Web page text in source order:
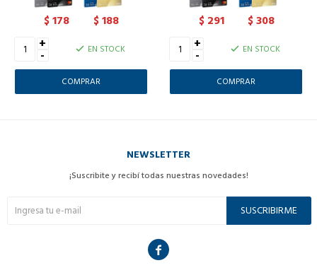
$178 $188
+
- EN STOCK
$ 291 $308
+
- EN STOCK
NEWSLETTER
¡Suscribite y recibí todas nuestras novedades!
SUSCRIBIRME
